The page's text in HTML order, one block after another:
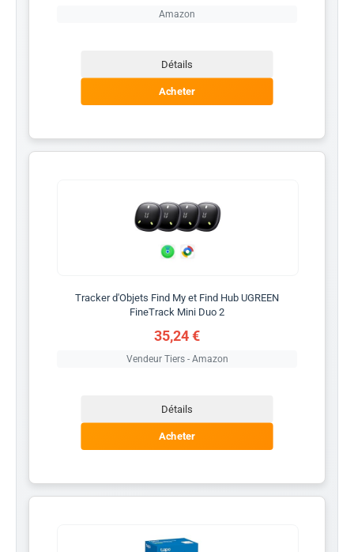
Amazon
Détails
Acheter
Tracker d'Objets Find My et Find Hub UGREEN
FineTrack Mini Duo 2
35,24 €
Vendeur Tiers - Amazon
Détails
Acheter